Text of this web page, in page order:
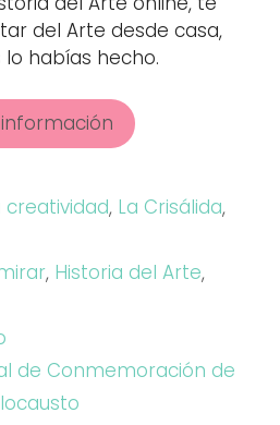
del Arte desde casa,
habías hecho.
creatividad, La Crisálida,
, Historia del Arte,
de Conmemoración de